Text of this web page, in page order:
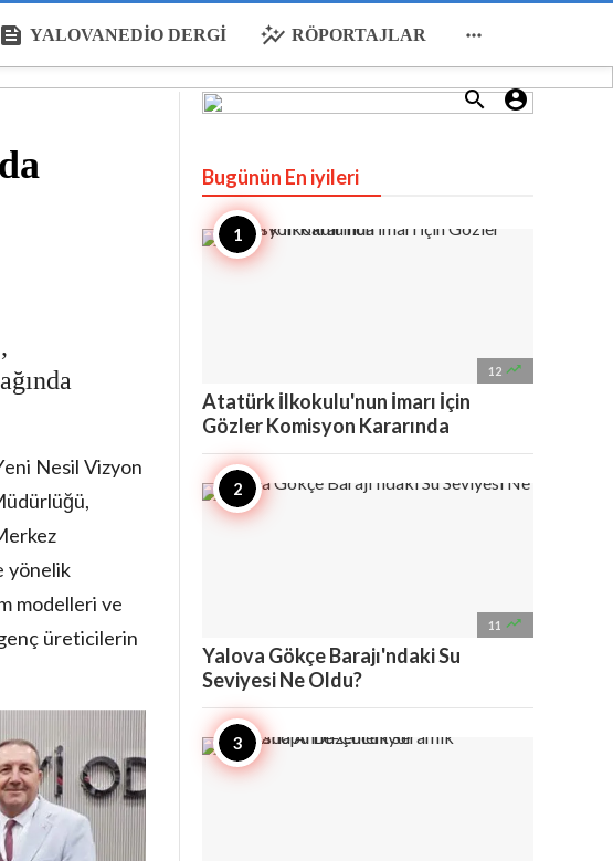
feed YALOVANEDIO DERGI auto_graph RÖPORTAJLAR 
 
Nesil Vizyon
yönelik
modelleri ve
üreticilerin
Bugünün En iyileri
12 
Atatürk İlkokulu'nun İmarı İçin
Gözler Komisyon Kararında
11 
Yalova Gökçe Barajı'ndaki Su
Seviyesi Ne Oldu?